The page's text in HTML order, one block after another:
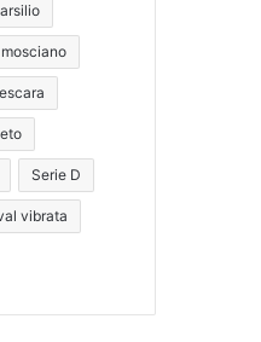
mosciano
Serie D
vibrata